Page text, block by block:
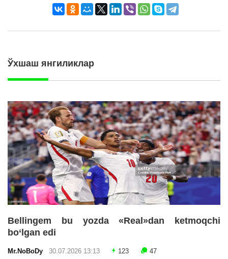
Ўхшаш янгиликлар
Bellingem bu yozda «Real»dan ketmoqchi
bo‘lgan edi
Mr.NoBoDy 30.07.2026 13:13 123 47